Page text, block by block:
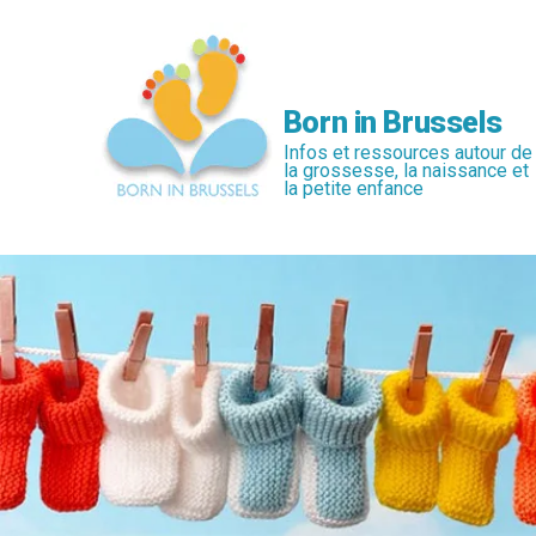
Born in Brussels
Infos et ressources autour de
la grossesse, la naissance et
la petite enfance